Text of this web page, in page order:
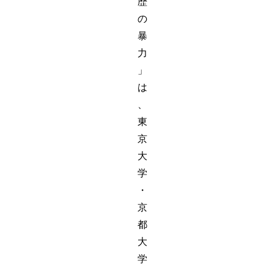
の
暴
力
」
は
東
京
大
学
・
京
都
大
学